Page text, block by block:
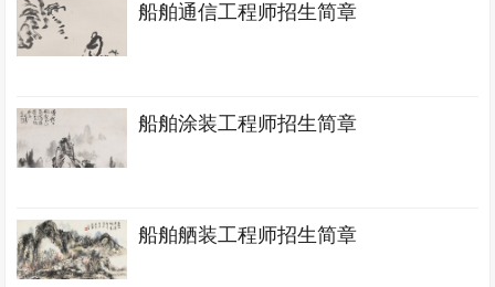
船舶通信工程师招生简章
船舶涂装工程师招生简章
船舶舾装工程师招生简章